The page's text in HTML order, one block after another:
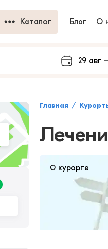
Каталог Блог О
Главная
О курорте